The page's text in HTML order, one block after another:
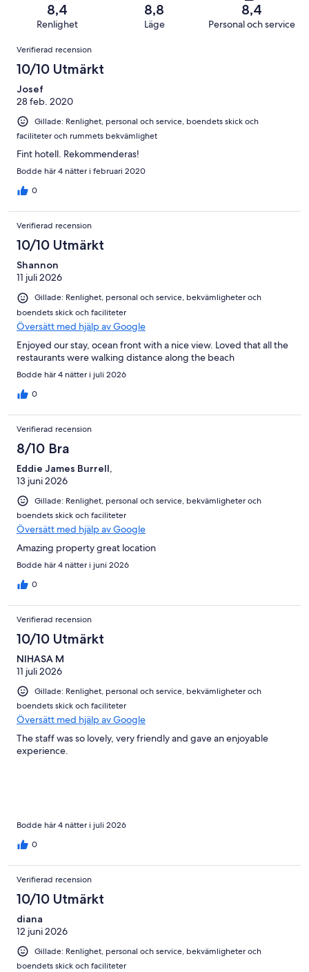
recensioner
recensioner
recensioner
betyg.
14
647
recensioner
8,4
Renlighet
8,8
Läge
8,4
Personal och service
Recensioner
Verifierad recension
10/10 Utmärkt
Josef
28 feb. 2020
Gillade: Renlighet, personal och service, boendets skick och
faciliteter och rummets bekvämlighet
Fint hotell. Rekommenderas!
Bodde här 4 nätter i februari 2020
0
Verifierad recension
10/10 Utmärkt
Shannon
11 juli 2026
Gillade: Renlighet, personal och service, bekvämligheter och
boendets skick och faciliteter
Översätt med hjälp av Google
Enjoyed our stay, ocean front with a nice view. Loved that all the
restaurants were walking distance along the beach
Bodde här 4 nätter i juli 2026
0
Verifierad recension
8/10 Bra
Eddie James Burrell,
13 juni 2026
Gillade: Renlighet, personal och service, bekvämligheter och
boendets skick och faciliteter
Översätt med hjälp av Google
Amazing property great location
Bodde här 4 nätter i juni 2026
0
Verifierad recension
10/10 Utmärkt
NIHASA M
11 juli 2026
Gillade: Renlighet, personal och service, bekvämligheter och
boendets skick och faciliteter
Översätt med hjälp av Google
The staff was so lovely, very friendly and gave an enjoyable
experience.
Bodde här 4 nätter i juli 2026
0
Verifierad recension
10/10 Utmärkt
diana
12 juni 2026
Gillade: Renlighet, personal och service, bekvämligheter och
boendets skick och faciliteter